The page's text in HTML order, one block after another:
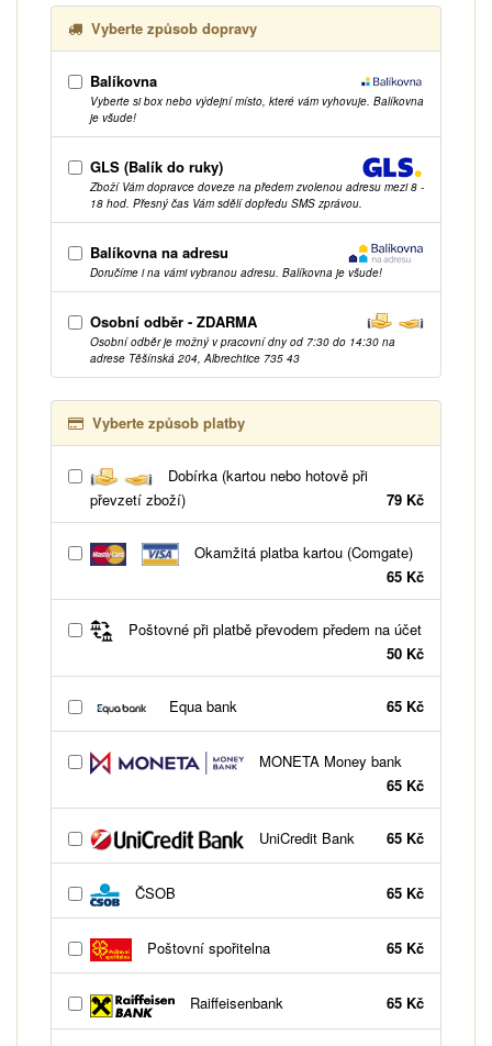
Vyberte způsob dopravy
Balíkovna
Vyberte si box nebo výdejní místo, které vám vyhovuje. Balíkovna
je všude!
GLS (Balík do ruky)
Zboží Vám dopravce doveze na předem zvolenou adresu mezi 8 -
18 hod. Přesný čas Vám sdělí dopředu SMS zprávou.
Balíkovna na adresu
Doručíme i na vámi vybranou adresu. Balíkovna je všude!
Osobní odběr - ZDARMA
Osobní odběr je možný v pracovní dny od 7:30 do 14:30 na
adrese Těšínská 204, Albrechtice 735 43
Vyberte způsob platby
Dobírka (kartou nebo hotově při
převzetí zboží)
79 Kč
Okamžitá platba kartou (Comgate)
65 Kč
Poštovné při platbě převodem předem na účet
50 Kč
Equa bank 65 Kč
MONETA Money bank
65 Kč
UniCredit Bank 65 Kč
ČSOB 65 Kč
Poštovní spořitelna 65 Kč
Raiffeisenbank 65 Kč